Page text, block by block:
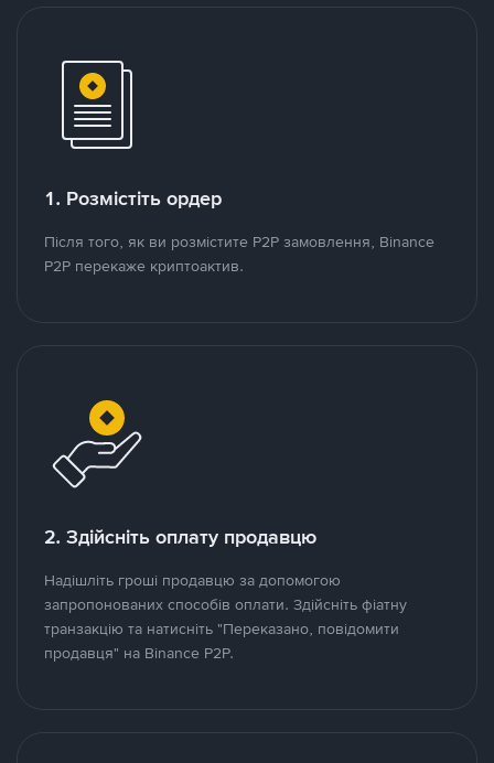
1. Розмістіть ордер
Після того, як ви розмістите P2P замовлення, Binance
P2P перекаже криптоактив.
2. Здійсніть оплату продавцю
Надішліть гроші продавцю за допомогою
запропонованих способів оплати. Здійсніть фіатну
транзакцію та натисніть "Переказано, повідомити
продавця" на Binance P2P.